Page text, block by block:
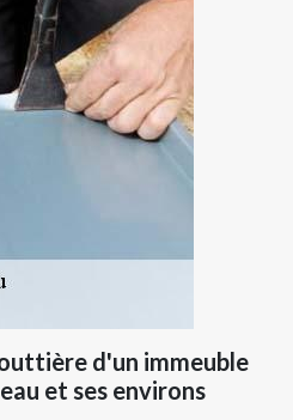
d'un immeuble
et ses environs